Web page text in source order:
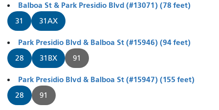
Balboa St & Park Presidio Blvd (#13071) (78 feet)
31 31AX
Park Presidio Blvd & Balboa St (#15946) (94 feet)
28 31BX 91
Park Presidio Blvd & Balboa St (#15947) (155 feet)
28 91